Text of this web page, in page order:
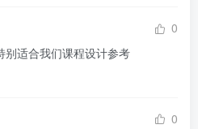
0
别适合我们课程设计参考
0